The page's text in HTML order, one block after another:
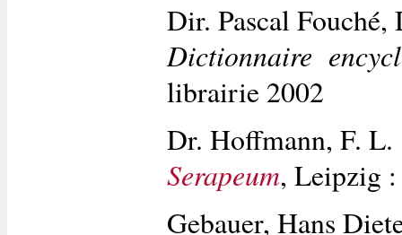
Dir. Pascal
Dictionnaire
librairie 2002
Dr. Hoffmann, F. L.
Serapeum, Leipzig
Gebauer, Hans